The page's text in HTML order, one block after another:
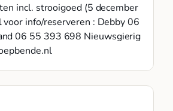
incl. strooigoed (5 december
voor info/reserveren : Debby 06
06 55 393 698 Nieuwsgierig